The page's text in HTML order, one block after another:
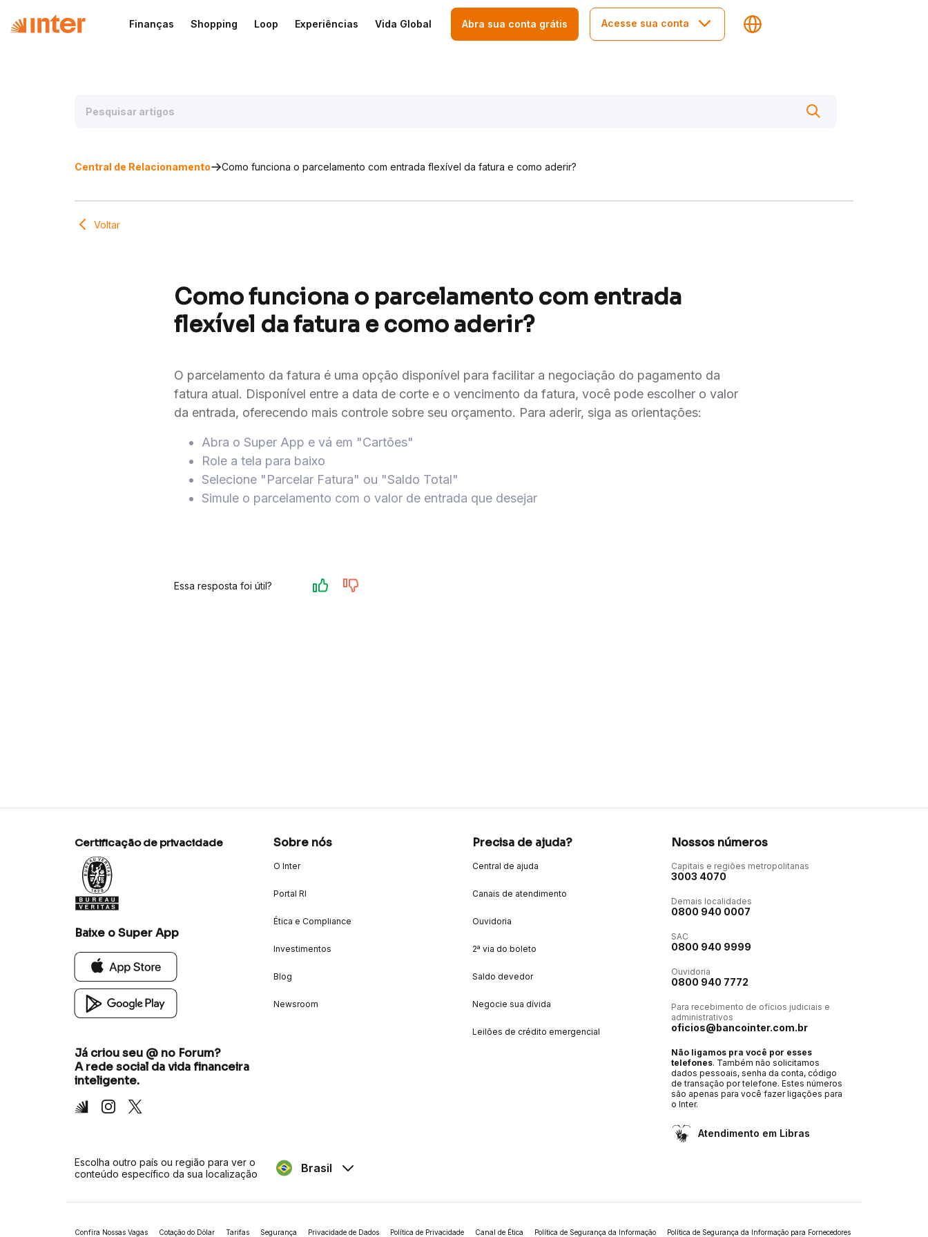
Finanças Shopping Loop Experiências Vida Global Abra sua conta grátis Acesse sua conta
Central de Relacionamento Como funciona o parcelamento com entrada flexível da fatura e como aderir?
Voltar
Como funciona o parcelamento com entrada
flexível da fatura e como aderir?
O parcelamento da fatura é uma opção disponível para facilitar a negociação do pagamento da
fatura atual. Disponível entre a data de corte e o vencimento da fatura, você pode escolher o valor
da entrada, oferecendo mais controle sobre seu orçamento. Para aderir, siga as orientações:
Abra o Super App e vá em "Cartões"
Role a tela para baixo
Selecione "Parcelar Fatura" ou "Saldo Total"
Simule o parcelamento com o valor de entrada que desejar
Essa resposta foi útil?
Certificação de privacidade
Baixe o Super App
Já criou seu @ no Forum?
A rede social da vida financeira
inteligente.
Inter Instagram
X
Sobre nós
O Inter
Portal RI
Ética e Compliance
Investimentos
Blog
Newsroom
Precisa de ajuda?
Central de ajuda
Canais de atendimento
Ouvidoria
2ª via do boleto
Saldo devedor
Negocie sua dívida
Leilões de crédito emergencial
Nossos números
Capitais e regiões metropolitanas
3003 4070
Demais localidades
0800 940 0007
SAC
0800 940 9999
Ouvidoria
0800 940 7772
Para recebimento de ofícios judiciais e
administrativos
oficios@bancointer.com.br
Não ligamos pra você por esses
telefones. Também não solicitamos
dados pessoais, senha da conta, código
de transação por telefone. Estes números
são apenas para você fazer ligações para
o Inter.
Atendimento em Libras
Escolha outro país ou região para ver o
conteúdo específico da sua localização
Brasil
Confira Nossas Vagas Cotação do Dólar Tarifas Segurança Privacidade de Dados Política de Privacidade Canal de Ética Política de Segurança da Informação Política de Segurança da Informação para Fornecedores